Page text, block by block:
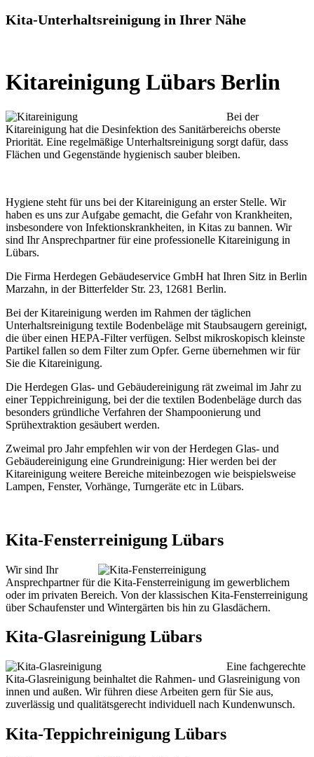
Kita-Unterhaltsreinigung in Ihrer Nähe
Kitareinigung Lübars Berlin
Bei der
Kitareinigung hat die Desinfektion des Sanitärbereichs oberste
Priorität. Eine regelmäßige Unterhaltsreinigung sorgt dafür, dass
Flächen und Gegenstände hygienisch sauber bleiben.
Hygiene steht für uns bei der Kitareinigung an erster Stelle. Wir
haben es uns zur Aufgabe gemacht, die Gefahr von Krankheiten,
insbesondere von Infektionskrankheiten, in Kitas zu bannen. Wir
sind Ihr Ansprechpartner für eine professionelle Kitareinigung in
Lübars.
Die Firma Herdegen Gebäudeservice GmbH hat Ihren Sitz in Berlin
Marzahn, in der Bitterfelder Str. 23, 12681 Berlin.
Bei der Kitareinigung werden im Rahmen der täglichen
Unterhaltsreinigung textile Bodenbeläge mit Staubsaugern gereinigt,
die über einen HEPA-Filter verfügen. Selbst mikroskopisch kleinste
Partikel fallen so dem Filter zum Opfer. Gerne übernehmen wir für
Sie die Kitareinigung.
Die Herdegen Glas- und Gebäudereinigung rät zweimal im Jahr zu
einer Teppichreinigung, bei der die textilen Bodenbeläge durch das
besonders gründliche Verfahren der Shampoonierung und
Sprühextraktion gesäubert werden.
Zweimal pro Jahr empfehlen wir von der Herdegen Glas- und
Gebäudereinigung eine Grundreinigung: Hier werden bei der
Kitareinigung weitere Bereiche miteinbezogen wie beispielsweise
Lampen, Fenster, Vorhänge, Turngeräte etc in Lübars.
Kita-Fensterreinigung Lübars
Wir sind Ihr
Ansprechpartner für die Kita-Fensterreinigung im gewerblichem
oder im privaten Bereich. Von der klassischen Kita-Fensterreinigung
über Schaufenster und Wintergärten bis hin zu Glasdächern.
Kita-Glasreinigung Lübars
Eine fachgerechte
Kita-Glasreinigung beinhaltet die Rahmen- und Glasreinigung von
innen und außen. Wir führen diese Arbeiten gern für Sie aus,
zuverlässig und qualitätsgerecht individuell nach Kundenwunsch.
Kita-Teppichreinigung Lübars